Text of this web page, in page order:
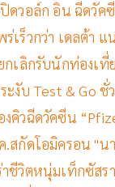
ดวอล์ก อิน ฉีดวัค
เร็วกว่า เดลต้า
กเลิกรับนักท่องเที่
ะงับ Test & Go
งคิวฉีดวัคซีน
.สกัดโอมิครอน "น
ชีวิตหนุ่มเท็กซัส